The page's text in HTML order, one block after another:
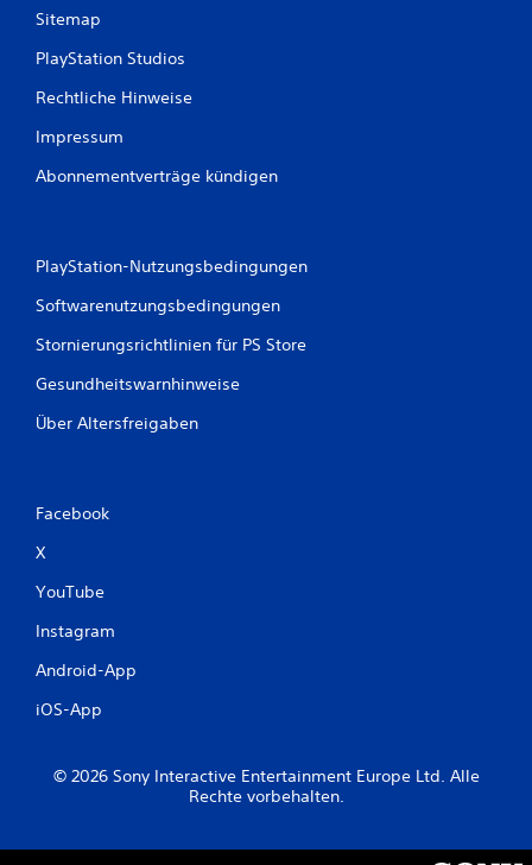
Sitemap
PlayStation Studios
Rechtliche Hinweise
Impressum
Abonnementverträge kündigen
PlayStation-Nutzungsbedingungen
Softwarenutzungsbedingungen
Stornierungsrichtlinien für PS Store
Gesundheitswarnhinweise
Über Altersfreigaben
Facebook
X
YouTube
Instagram
Android-App
iOS-App
© 2026 Sony Interactive Entertainment Europe Ltd. Alle
Rechte vorbehalten.